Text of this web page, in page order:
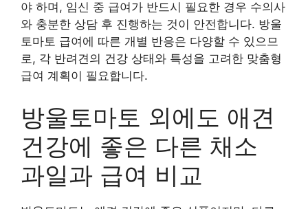
야 하며, 임신 중 급여가 반드시 필요한 경우 수의사
와 충분한 상담 후 진행하는 것이 안전합니다. 방울
토마토 급여에 따른 개별 반응은 다양할 수 있으므
로, 각 반려견의 건강 상태와 특성을 고려한 맞춤형
급여 계획이 필요합니다.
방울토마토 외에도 애견
건강에 좋은 다른 채소
과일과 급여 비교